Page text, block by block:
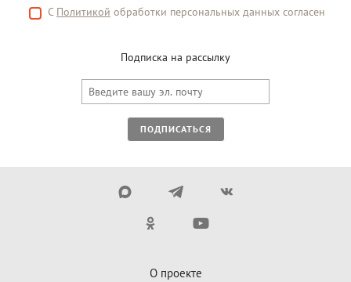
С Политикой обработки персональных данных согласен
Подписка на рассылку
ПОДПИСАТЬСЯ
О проекте